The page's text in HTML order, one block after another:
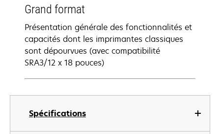
Spécifications
Grand format
Présentation générale des fonctionnalités et
capacités dont les imprimantes classiques
sont dépourvues (avec compatibilité
SRA3/12 x 18 pouces)